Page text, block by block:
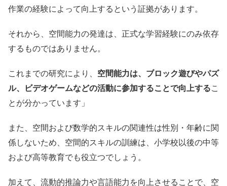
作業の経験によって向上するという証拠があります。
それから、空間能力の発達は、正式な学習経験にのみ依存
するものではありません。
これまでの研究により、 空間能力は、ブロック遊びやパズ
ル、ビデオゲームなどの活動に参加することで向上するこ
とが分かっています」
また、空間および数学的スキルの関連性は性別・年齢に関
係しないため、空間的スキルの訓練は、小学校以後の中等
および高等教育でも役立つでしょう。
加えて、流動的推論力や言語能力を向上させることで、空